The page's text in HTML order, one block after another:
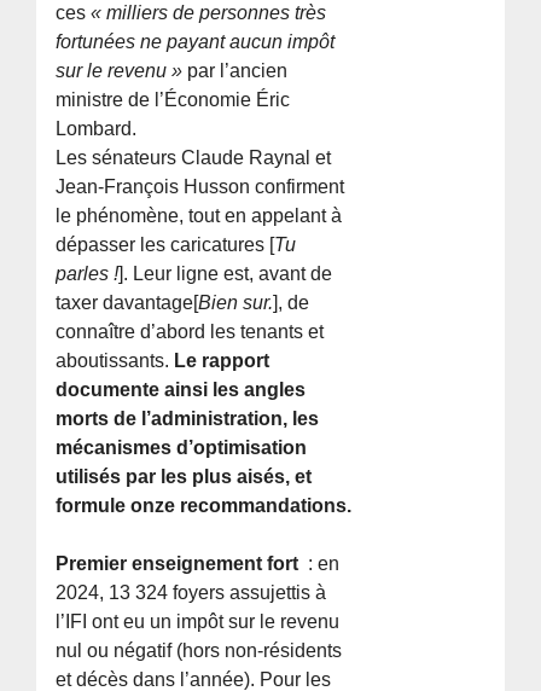
ces« milliers de personnes très
fortunées ne payant aucun impôt
sur le revenu » par l’ancien
ministre de l’Économie Éric
Lombard.
Les sénateurs Claude Raynal et
Jean-François Husson confirment
le phénomène, tout en appelant à
dépasser les caricatures [Tu
parles !]. Leur ligne est, avant de
taxer davantage[Bien sur.], de
connaître d’abord les tenants et
aboutissants. Le rapport
documente ainsi les angles
morts de l’administration, les
mécanismes d’optimisation
utilisés par les plus aisés, et
formule onze recommandations.
Premier enseignement fort : en
2024, 13 324 foyers assujettis à
l’IFI ont eu un impôt sur le revenu
nul ou négatif (hors non-résidents
et décès dans l’année). Pour les